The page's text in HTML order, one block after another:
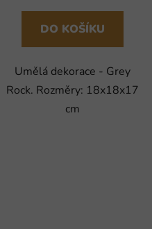
DO KOŠÍKU
Umělá dekorace - Grey
Rock. Rozměry: 18x18x17
cm